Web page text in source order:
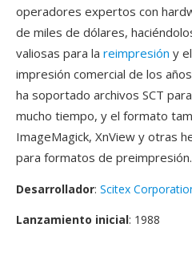
operadores expertos con
de miles de dólares,
valiosas para la reimpresión y
impresión comercial de los
ha soportado archivos SCT
mucho tiempo, y el formato
ImageMagick, XnView y otras
para formatos de preimpresión.
Desarrollador: Scitex
Lanzamiento inicial: 1988